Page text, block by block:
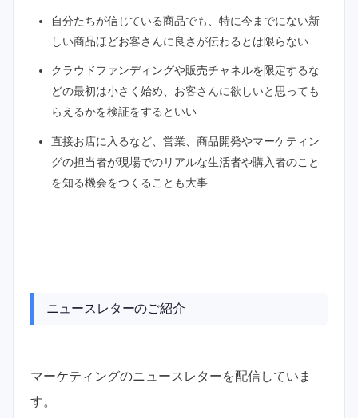
自分たちが信じている商品でも、特に今までにない新
しい商品ほどお客さんに良さが伝わるとは限らない
クラウドファンディングや販売チャネルを限定するな
どの最初は小さく始め、お客さんに欲しいと思っても
らえるかを検証をするといい
直接お店に入るなど、営業、商品開発やマーケティン
グの担当者が現場でのリアルな生活者や購入者のこと
を知る機会をつくることも大事
ニュースレターのご紹介
マーケティングのニュースレターを配信していま
す。